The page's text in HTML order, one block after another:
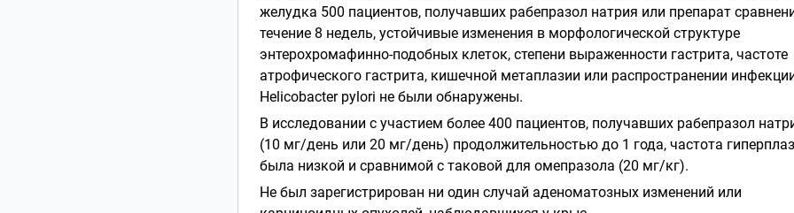
желудка 500 пациентов, получавших рабепразол натрия или препарат
течение 8 недель, устойчивые изменения в морфологической структуре
энтерохромафинно-подобных клеток, степени выраженности гастрита, частоте
атрофического гастрита, кишечной метаплазии или распространении
Helicobacter pylori не были обнаружены.
В исследовании с участием более 400 пациентов, получавших рабепразол
(10 мг/день или 20 мг/день) продолжительностью до 1 года, частота
была низкой и сравнимой с таковой для омепразола (20 мг/кг).
Не был зарегистрирован ни один случай аденоматозных изменений или